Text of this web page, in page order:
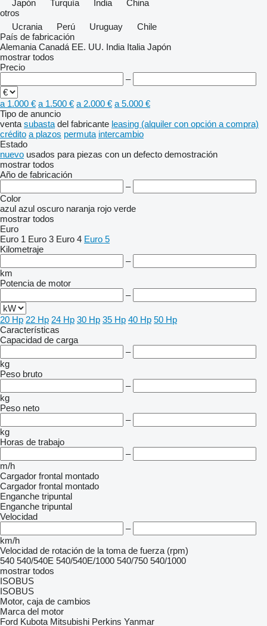
Japón
Turquía India
China
otros
Ucrania
Perú Uruguay
Chile
País de fabricación
Alemania Canadá EE. UU. India Italia Japón
mostrar todos
Precio
–
a 1.000 € a 1.500 € a 2.000 € a 5.000 €
Tipo de anuncio
venta subasta del fabricante leasing (alquiler con opción a compra)
crédito a plazos permuta intercambio
Estado
nuevo usados para piezas con un defecto demostración
mostrar todos
Año de fabricación
–
Color
azul azul oscuro naranja rojo verde
mostrar todos
Euro
Euro 1 Euro 3 Euro 4 Euro 5
Kilometraje
–
km
Potencia de motor
–
20 Hp 22 Hp 24 Hp 30 Hp 35 Hp 40 Hp 50 Hp
Características
Capacidad de carga
–
kg
Peso bruto
–
kg
Peso neto
–
kg
Horas de trabajo
–
m/h
Cargador frontal montado
Cargador frontal montado
Enganche tripuntal
Enganche tripuntal
Velocidad
–
km/h
Velocidad de rotación de la toma de fuerza (rpm)
540 540/540E 540/540E/1000 540/750 540/1000
mostrar todos
ISOBUS
ISOBUS
Motor, caja de cambios
Marca del motor
Ford Kubota Mitsubishi Perkins Yanmar